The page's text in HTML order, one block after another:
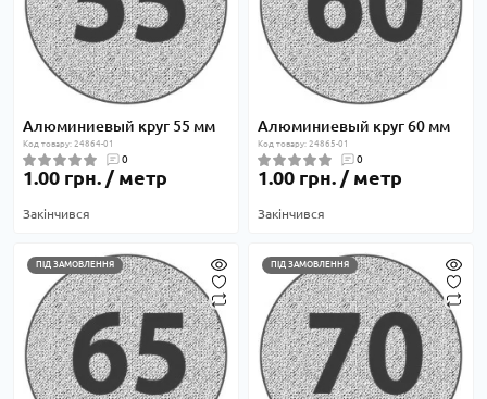
Алюминиевый круг 55 мм
Код товару: 24864-01
0
1.00 грн. / метр
Закінчився
Алюминиевый круг 60 мм
Код товару: 24865-01
0
1.00 грн. / метр
Закінчився
ПІД ЗАМОВЛЕННЯ ПІД ЗАМОВЛЕННЯ